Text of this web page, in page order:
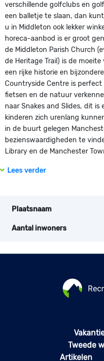
verschillende golfclubs en
een balletje te slaan, dan
u in Middleton ook lekker
horeca-aanbod is er groot
de Middleton Parish Church
de Heritage Trail) is de
een rijke historie en
Countryside Centre is
fietsen en de natuur
naar Snakes and Slides, dit
kinderen zich urenlang
in de buurt gelegen
bezienswaardigheden te
Library en de Manchester
Lees verder
Plaatsnaam
Aantal inwoners
Tweede
Artikelen